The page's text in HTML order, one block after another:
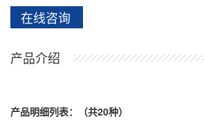
在线咨询
产品介绍
产品明细列表：（共20种）